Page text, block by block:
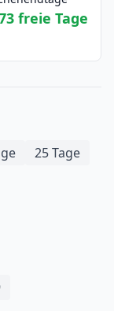
freie Tage
25 Tage